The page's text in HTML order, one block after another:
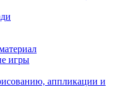
игры
аппликации и